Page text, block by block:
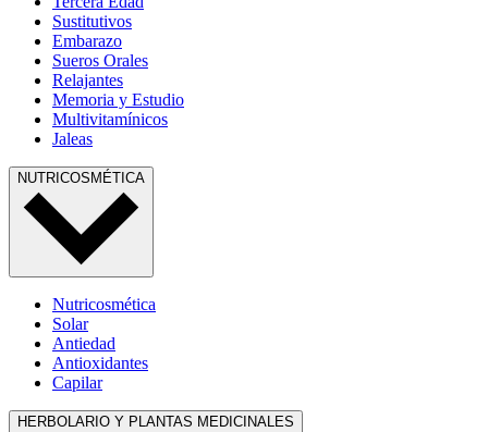
Sustitutivos
Embarazo
Sueros Orales
Relajantes
Memoria y Estudio
Multivitamínicos
Jaleas
NUTRICOSMÉTICA
Nutricosmética
Solar
Antiedad
Antioxidantes
Capilar
HERBOLARIO Y PLANTAS MEDICINALES